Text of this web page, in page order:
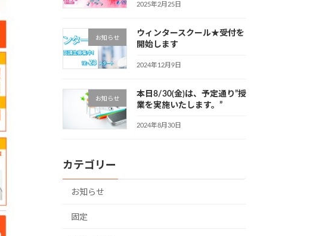
2025年2月25日
お知らせ
ウィンタースクール★受付を
開始します
2024年12月9日
お知らせ
本日8/30(金)は、予定通り”授
業を実施いたします。”
2024年8月30日
カテゴリー
お知らせ
固定